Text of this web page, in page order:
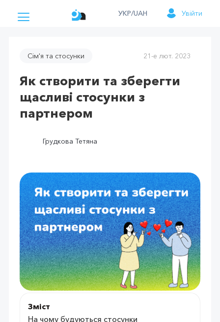
УКР/UAH Увійти
Сім'я та стосунки 21-е лют. 2023
Як створити та зберегти
щасливі стосунки з
партнером
Грудкова Тетяна
Зміст
На чому будуються стосунки